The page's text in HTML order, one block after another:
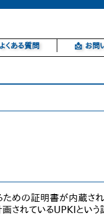
くある質問 📩 お問
めの証明書が内蔵さ
れているUPKIという